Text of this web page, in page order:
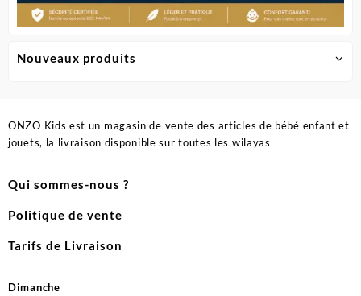
Nouveaux produits
ONZO Kids est un magasin de vente des articles de bébé enfant et
jouets, la livraison disponible sur toutes les wilayas
Qui sommes-nous ?
Politique de vente
Tarifs de Livraison
Dimanche